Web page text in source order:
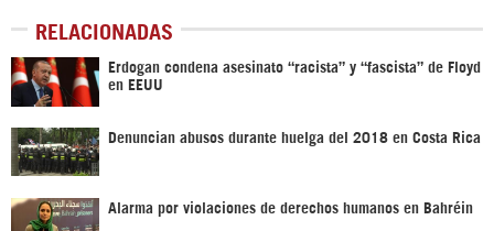
RELACIONADAS
Erdogan condena asesinato “racista” y “fascista” de Floyd
en EEUU
Denuncian abusos durante huelga del 2018 en Costa Rica
Alarma por violaciones de derechos humanos en Bahréin